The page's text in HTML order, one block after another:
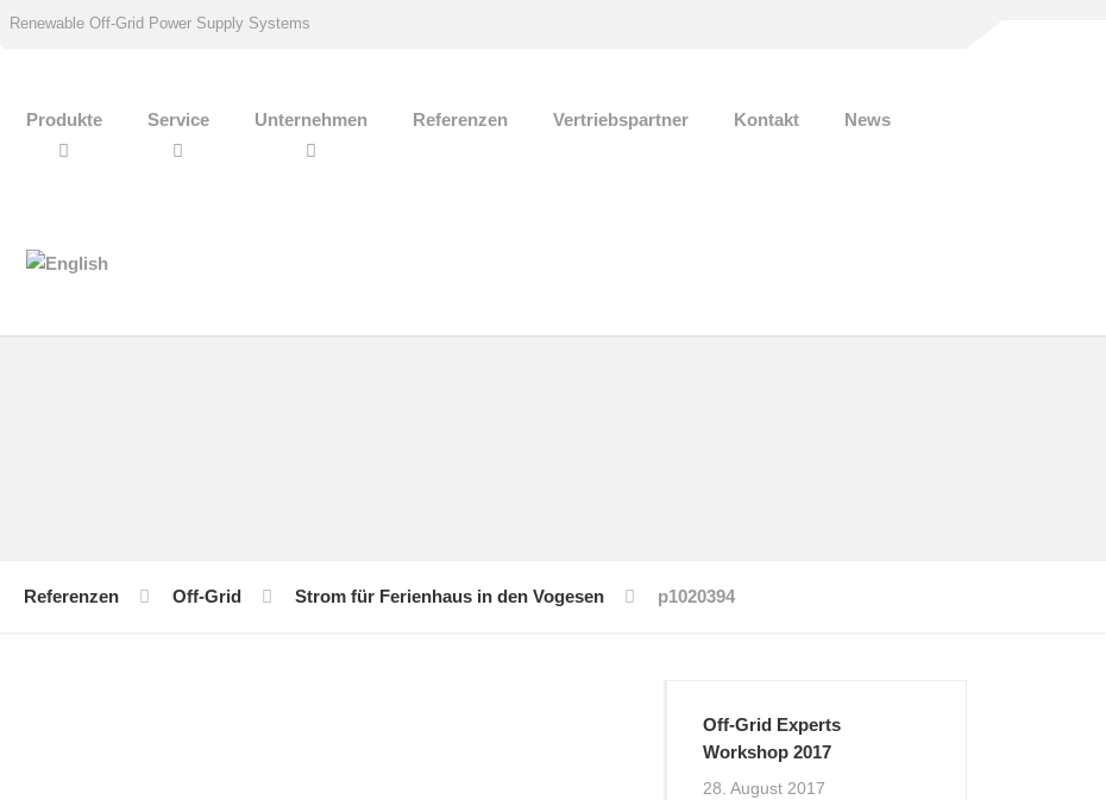
Renewable Off-Grid Power Supply Systems
Produkte Service Unternehmen Referenzen Vertriebspartner Kontakt News
Referenzen Off-Grid Strom für Ferienhaus in den Vogesen p1020394
Off-Grid Experts
Workshop 2017
28. August 2017